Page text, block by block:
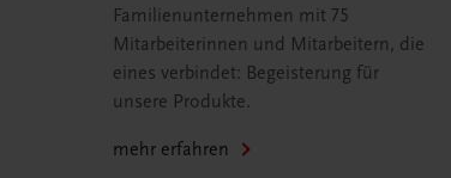
Familienunternehmen mit 75
Mitarbeiterinnen und Mitarbeitern, die
eines verbindet: Begeisterung für
unsere Produkte.
mehr erfahren